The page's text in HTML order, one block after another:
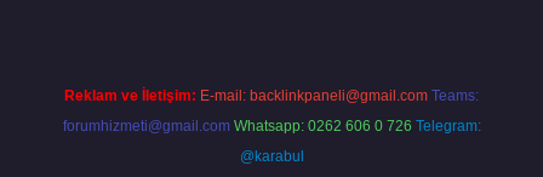
Reklam ve İletişim: E-mail: backlinkpaneli@gmail.com Teams:
forumhizmeti@gmail.com Whatsapp: 0262 606 0 726 Telegram:
@karabul